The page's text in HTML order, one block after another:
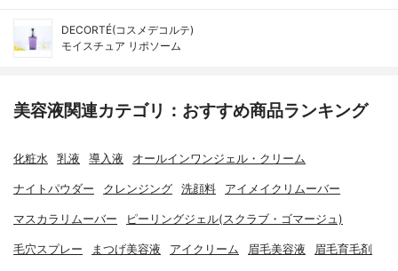
DECORTÉ(コスメデコルテ)
モイスチュア リポソーム
美容液関連カテゴリ：おすすめ商品ランキング
化粧水 乳液 導入液 オールインワンジェル・クリーム
ナイトパウダー クレンジング 洗顔料 アイメイクリムーバー
マスカラリムーバー ピーリングジェル(スクラブ・ゴマージュ)
毛穴スプレー まつげ美容液 アイクリーム 眉毛美容液 眉毛育毛剤